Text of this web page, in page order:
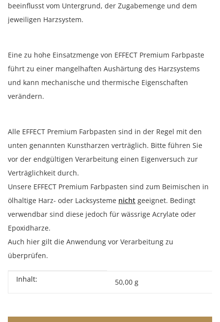
beeinflusst vom Untergrund, der Zugabemenge und dem
jeweiligen Harzsystem.
Eine zu hohe Einsatzmenge von EFFECT Premium Farbpaste
führt zu einer mangelhaften Aushärtung des Harzsystems
und kann mechanische und thermische Eigenschaften
verändern.
Alle EFFECT Premium Farbpasten sind in der Regel mit den
unten genannten Kunstharzen verträglich. Bitte führen Sie
vor der endgültigen Verarbeitung einen Eigenversuch zur
Verträglichkeit durch.
Unsere EFFECT Premium Farbpasten sind zum Beimischen in
ölhaltige Harz- oder Lacksysteme nicht geeignet. Bedingt
verwendbar sind diese jedoch für wässrige Acrylate oder
Epoxidharze.
Auch hier gilt die Anwendung vor Verarbeitung zu
überprüfen.
Produkteigenschaft
Wert
Inhalt: 50,00 g